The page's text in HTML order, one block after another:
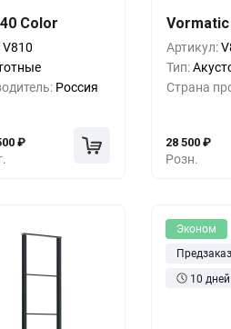
Color
V810
Россия
₽
28 500
20 500₽
Артикул:
Тип:
Страна
Розн.
28 500 ₽
1+
5+
10+
Эконом
Предзаказ
10 дней